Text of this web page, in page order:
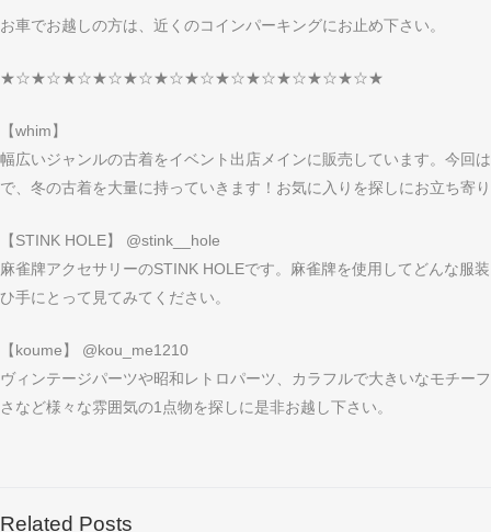
お車でお越しの方は、近くのコインパーキングにお止め下さい。
★☆★☆★☆★☆★☆★☆★☆★☆★☆★☆★☆★☆★
【whim】
幅広いジャンルの古着をイベント出店メインに販売しています。今回
で、冬の古着を大量に持っていきます！お気に入りを探しにお立ち寄
【STINK HOLE】 @stink__hole
麻雀牌アクセサリーのSTINK HOLEです。麻雀牌を使用してどんな服
ひ手にとって見てみてください。
【koume】 @kou_me1210
ヴィンテージパーツや昭和レトロパーツ、カラフルで大きいなモチー
さなど様々な雰囲気の1点物を探しに是非お越し下さい。
Related Posts